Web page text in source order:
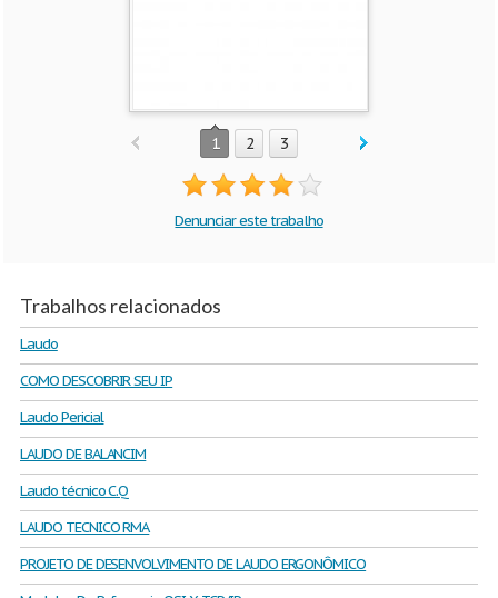
1 2 3
Denunciar este trabalho
Trabalhos relacionados
Laudo
COMO DESCOBRIR SEU IP
Laudo Pericial
LAUDO DE BALANCIM
Laudo técnico C.Q
LAUDO TECNICO RMA
PROJETO DE DESENVOLVIMENTO DE LAUDO ERGONÔMICO